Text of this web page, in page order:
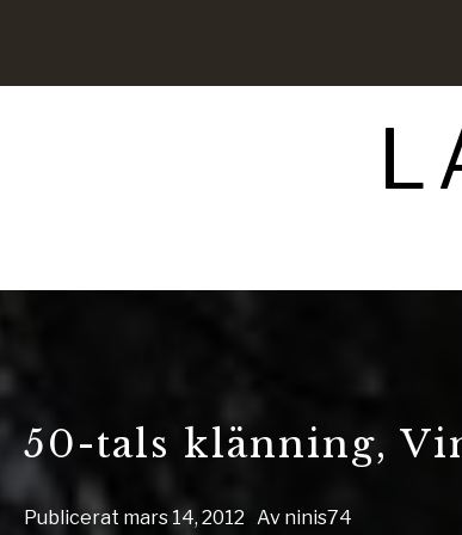
50-tals klänning,
Publicerat mars 14, 2012 Av ninis74